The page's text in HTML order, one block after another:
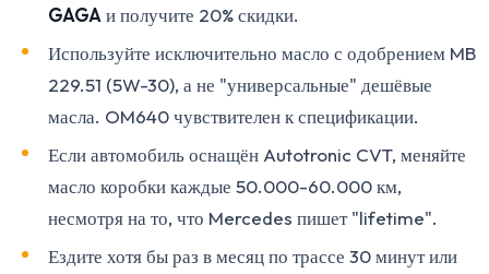
GAGA и получите 20% скидки.
Используйте исключительно масло с одобрением MB
229.51 (5W-30), а не "универсальные" дешёвые
масла. OM640 чувствителен к спецификации.
Если автомобиль оснащён Autotronic CVT, меняйте
масло коробки каждые 50.000-60.000 км,
несмотря на то, что Mercedes пишет "lifetime".
Ездите хотя бы раз в месяц по трассе 30 минут или